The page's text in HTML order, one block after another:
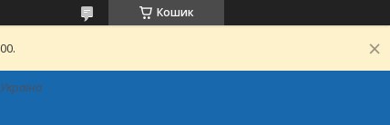
Кошик